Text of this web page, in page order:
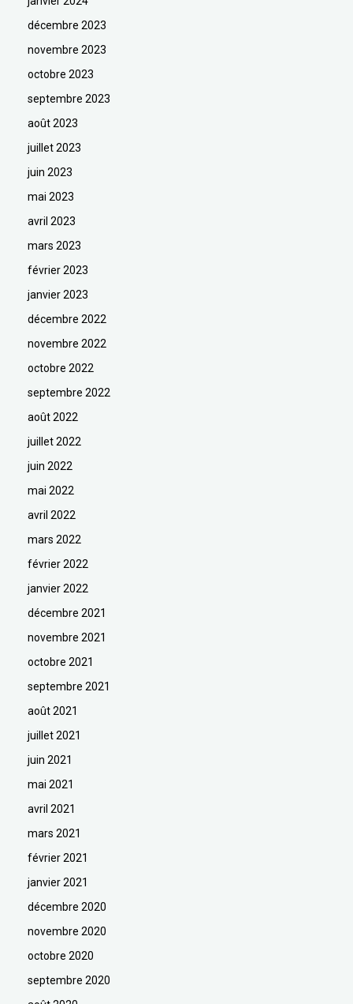
décembre 2023
novembre 2023
octobre 2023
septembre 2023
août 2023
juillet 2023
juin 2023
mai 2023
avril 2023
mars 2023
février 2023
janvier 2023
décembre 2022
novembre 2022
octobre 2022
septembre 2022
août 2022
juillet 2022
juin 2022
mai 2022
avril 2022
mars 2022
février 2022
janvier 2022
décembre 2021
novembre 2021
octobre 2021
septembre 2021
août 2021
juillet 2021
juin 2021
mai 2021
avril 2021
mars 2021
février 2021
janvier 2021
décembre 2020
novembre 2020
octobre 2020
septembre 2020